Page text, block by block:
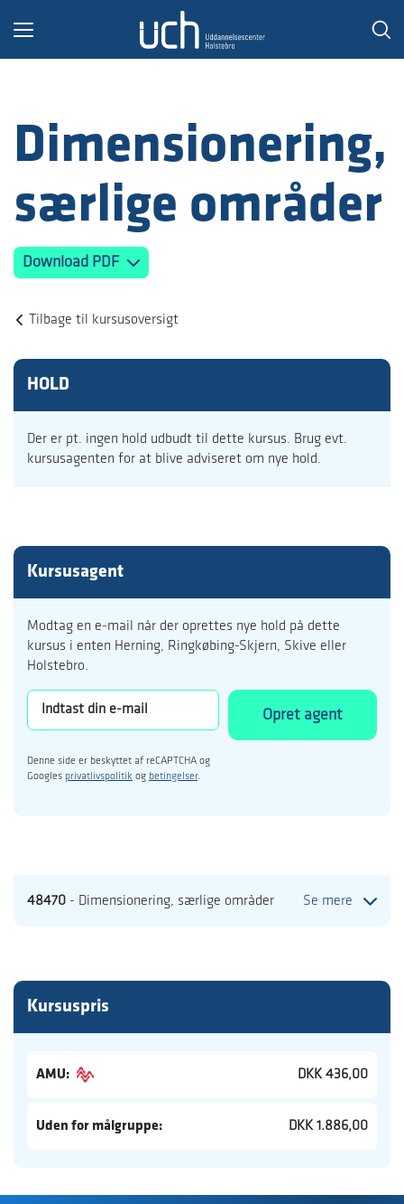
Toggle
Dimensionering,
særlige områder
Download PDF
Tilbage til kursusoversigt
HOLD
Der er pt. ingen hold udbudt til dette kursus. Brug evt.
kursusagenten for at blive adviseret om nye hold.
Kursusagent
Modtag en e-mail når der oprettes nye hold på dette
kursus i enten Herning, Ringkøbing-Skjern, Skive eller
Holstebro.
Opret agent
Denne side er beskyttet af reCAPTCHA og
Googles privatlivspolitik og betingelser.
48470 - Dimensionering, særlige områder Se mere
Kursuspris
AMU: DKK 436,00
Uden for målgruppe: DKK 1.886,00